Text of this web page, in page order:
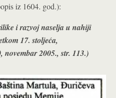
iz 1604. god.):
i razvoj naselja u nahiji
17. stoljeća,
2005., str. 113.)